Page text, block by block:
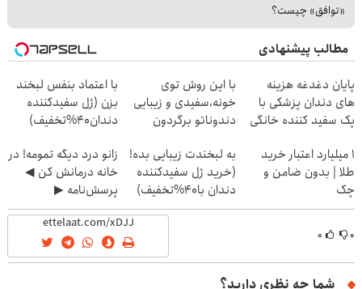
«توافق» چیست؟
مطالب پیشنهادی
پایان دغدغه هزینه
های دندان پزشکی با
پک سفید کننده خانگی
با این روش توی
خونه،سفیدی و زیبایی
دندوناتو برگردون
با اعتماد بنفس لبخند
بزن (ژل سفیدکننده
دندان40%تخفیف)
۱ میلیارد اعتبار خرید
طلا | بدون ضامن و
چک
به لبخندت زیبایی بده!
(خرید ژل سفیدکننده
دندان با40%تخفیف)
زانو درد دیگه تمومه! در
خانه درمانش کن ◀
پرسش‌نامه ▶
۰ ۰
شما چه نظری دارید؟